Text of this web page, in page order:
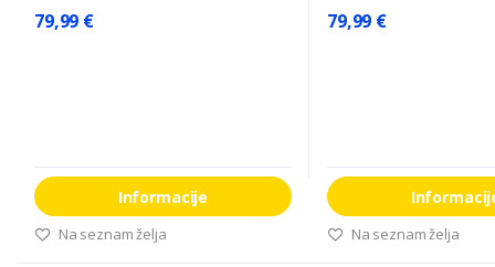
79,99 €
Informacije
Na seznam želja
79,99 €
Na seznam želja